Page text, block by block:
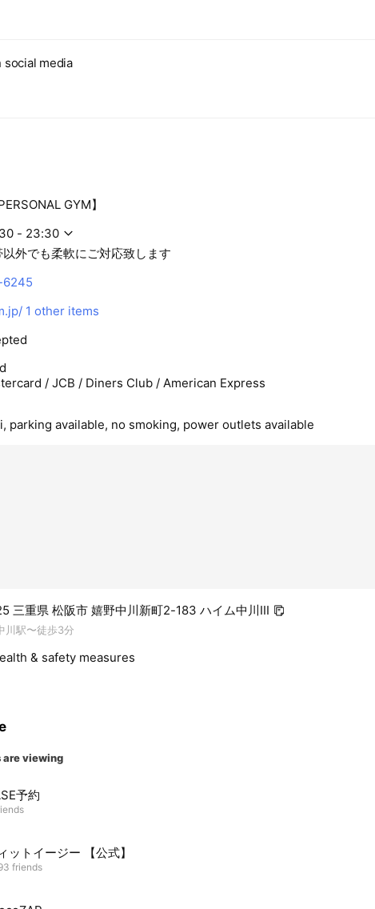
social media
GYM】
- 23:30
以外でも柔軟にご対応致します
6245
1 other items
/ JCB / Diners Club / American Express
parking available, no smoking, power outlets available
三重県 松阪市 嬉野中川新町2-183 ハイム中川III
駅〜徒歩3分
& safety measures
are viewing
予約
ットイージー 【公式】
friends